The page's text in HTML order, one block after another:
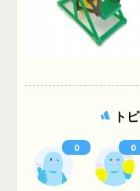
ト
0 0